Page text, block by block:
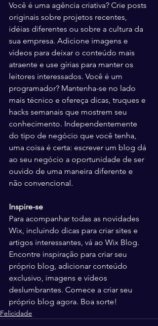
Você é uma agência criativa? Crie posts
originais sobre projetos recentes,
idéias diferentes ou sobre a cultura da
sua empresa. Adicione imagens e
vídeos para deixar o conteúdo mais
atraente e use gírias para manter os
leitores interessados. Você é um
programador? Mantenha-se no lado
mais técnico e ofereça dicas, truques e
hacks semanais que mostrem seu
conhecimento. Independentemente
do tipo de negócio que você tenha,
uma coisa é certa: escrever um blog dá
ao seu negócio a oportunidade de ser
ouvido de uma maneira diferente e
não convencional.
Inspire-se
Para acompanhar todas as novidades
Wix, incluindo dicas para criar sites e
artigos interessantes, vá ao Wix Blog.
Encontre inspiração para criar seu
próprio blog, adicionar conteúdo
exclusivo, imagens e vídeos
deslumbrantes. Comece a criar seu
próprio blog agora. Boa sorte!
Felicidade